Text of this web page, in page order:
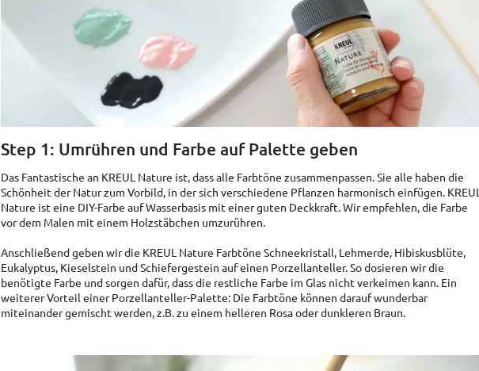
Step 1: Umrühren und Farbe auf Palette geben
Das Fantastische an KREUL Nature ist, dass alle Farbtöne zusammenpassen. Sie alle haben die
Schönheit der Natur zum Vorbild, in der sich verschiedene Pflanzen harmonisch einfügen. KREUL
Nature ist eine DIY-Farbe auf Wasserbasis mit einer guten Deckkraft. Wir empfehlen, die Farbe
vor dem Malen mit einem Holzstäbchen umzurühren.
Anschließend geben wir die KREUL Nature Farbtöne Schneekristall, Lehmerde, Hibiskusblüte,
Eukalyptus, Kieselstein und Schiefergestein auf einen Porzellanteller. So dosieren wir die
benötigte Farbe und sorgen dafür, dass die restliche Farbe im Glas nicht verkeimen kann. Ein
weiterer Vorteil einer Porzellanteller-Palette: Die Farbtöne können darauf wunderbar
miteinander gemischt werden, z.B. zu einem helleren Rosa oder dunkleren Braun.